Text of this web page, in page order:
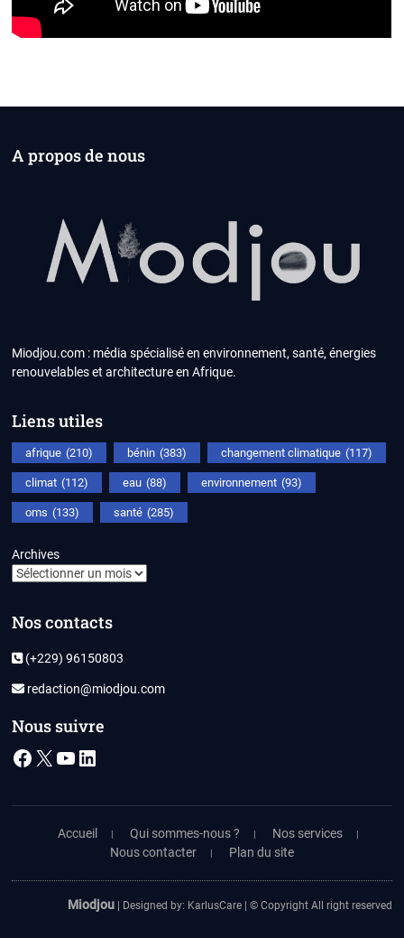
A propos de nous
Miodjou.com : média spécialisé en environnement, santé, énergies
renouvelables et architecture en Afrique.
Liens utiles
afrique (210) bénin (383) changement climatique (117)
climat (112) eau (88) environnement (93)
oms (133) santé (285)
Archives
Nos contacts
(+229) 96150803
redaction@miodjou.com
Nous suivre
Facebook
X YouTube
LinkedIn
Accueil Qui sommes-nous ?
Nos services
Nous contacter
Plan du site
Miodjou| Designed by: KarlusCare| © Copyright All right reserved